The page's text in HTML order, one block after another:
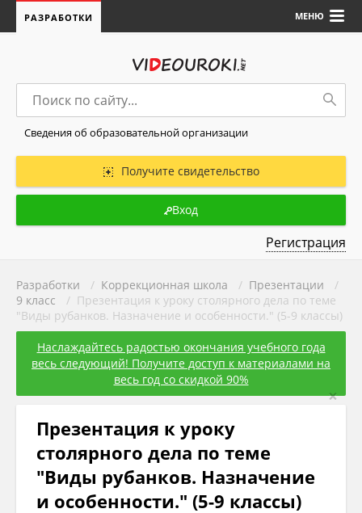
МЕНЮ
РАЗРАБОТКИ
Сведения об образовательной организации
Получите свидетельство
Вход
Регистрация
Разработки / Коррекционная школа / Презентации
/
9 класс
/ Презентация к уроку столярного дела по теме
"Виды рубанков. Назначение и особенности." (5-9 классы)
Наслаждайтесь радостью окончания учебного года
весь следующий! Получите доступ к материалами на
весь год со скидкой 90%
×
Презентация к уроку
столярного дела по теме
"Виды рубанков. Назначение
и особенности." (5-9 классы)